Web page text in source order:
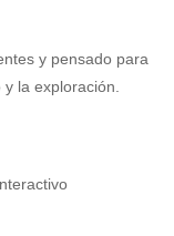
y pensado para
la exploración.